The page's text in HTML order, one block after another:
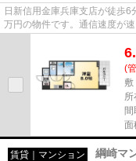
日新信用金庫兵庫支店が徒歩
万円の物件です。通信速度が
(
敷
所
間
面
賃貸｜マンション 綱崎マ